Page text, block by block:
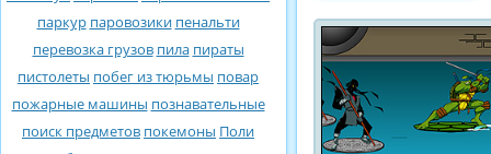
паркур паровозики пенальти
перевозка грузов пила пираты
пистолеты побег из тюрьмы повар
пожарные машины познавательные
поиск предметов покемоны Поли